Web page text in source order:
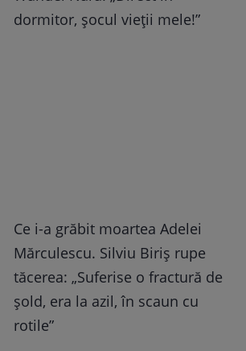
dormitor, șocul vieții mele!”
Ce i-a grăbit moartea Adelei
Mărculescu. Silviu Biriș rupe
tăcerea: „Suferise o fractură de
șold, era la azil, în scaun cu
rotile”